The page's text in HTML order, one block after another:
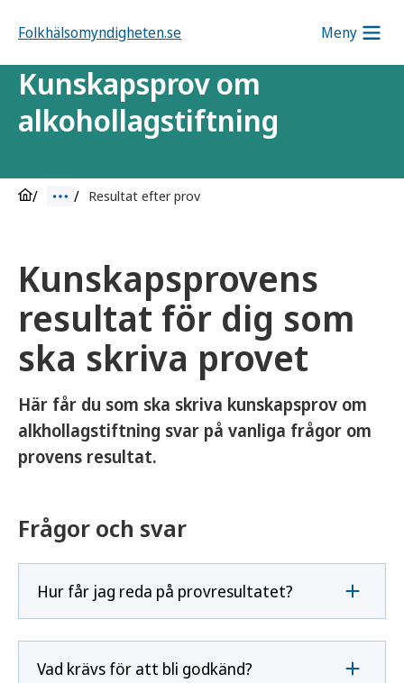
Folkhälsomyndigheten.se Meny
Kunskapsprov om
alkohollagstiftning
Resultat efter prov
Kunskapsprovens
resultat för dig som
ska skriva provet
Här får du som ska skriva kunskapsprov om
alkhollagstiftning svar på vanliga frågor om
provens resultat.
Frågor och svar
Hur får jag reda på provresultatet?
Vad krävs för att bli godkänd?